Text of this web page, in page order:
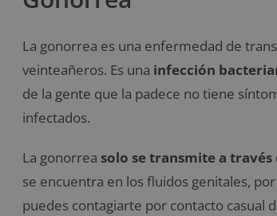
La gonorrea es una enfermedad de
veinteañeros. Es una infección
de la gente que la padece no tiene
infectados.
La gonorrea solo se transmite a través
se encuentra en los fluidos genitales,
puedes contagiarte por contacto casual